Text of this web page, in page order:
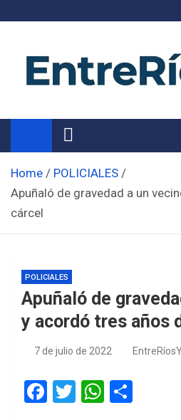
Noticias de Entre
Información de toda la provincia
Home
POLICIALES
Apuñaló de gravedad a un
cárcel
POLICIALES
Apuñaló de
y acordó tres años
7 de julio de 2022
F
T
W